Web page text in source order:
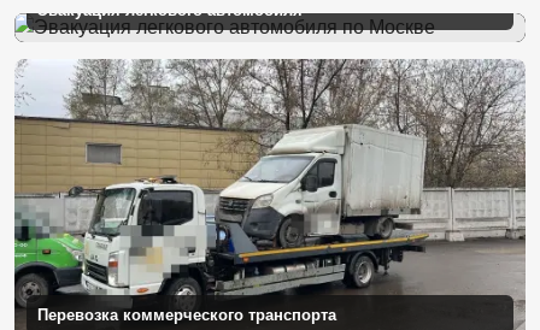
Эвакуация легкового автомобиля
Перевозка коммерческого транспорта